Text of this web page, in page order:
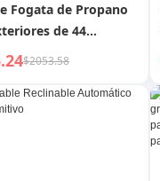
Fogata de Propano
de 44
Mesa de Gas con
Cerámica
$2053.58